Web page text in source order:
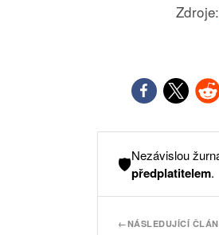
Zdroje:
🛡️Nezávislou
předplatitelem.
←NÁSLEDUJÍCÍ